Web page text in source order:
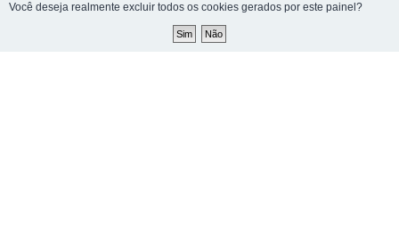
Você deseja realmente excluir todos os cookies gerados por este painel?